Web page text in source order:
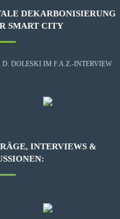
DEKARBONISIERUNG
SMART CITY
D. DOLESKI IM F.A.Z.-INTERVIEW
INTERVIEWS &